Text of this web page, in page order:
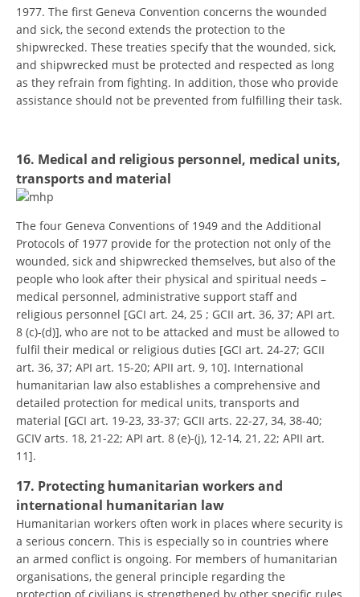
1977. The first Geneva Convention concerns the wounded
and sick, the second extends the protection to the
shipwrecked. These treaties specify that the wounded, sick,
and shipwrecked must be protected and respected as long
as they refrain from fighting. In addition, those who provide
assistance should not be prevented from fulfilling their task.
16. Medical and religious personnel, medical units,
transports and material
The four Geneva Conventions of 1949 and the Additional
Protocols of 1977 provide for the protection not only of the
wounded, sick and shipwrecked themselves, but also of the
people who look after their physical and spiritual needs –
medical personnel, administrative support staff and
religious personnel [GCI art. 24, 25 ; GCII art. 36, 37; API art.
8 (c)-(d)], who are not to be attacked and must be allowed to
fulfil their medical or religious duties [GCI art. 24-27; GCII
art. 36, 37; API art. 15-20; APII art. 9, 10]. International
humanitarian law also establishes a comprehensive and
detailed protection for medical units, transports and
material [GCI art. 19-23, 33-37; GCII arts. 22-27, 34, 38-40;
GCIV arts. 18, 21-22; API art. 8 (e)-(j), 12-14, 21, 22; APII art.
11].
17. Protecting humanitarian workers and
international humanitarian law
Humanitarian workers often work in places where security is
a serious concern. This is especially so in countries where
an armed conflict is ongoing. For members of humanitarian
organisations, the general principle regarding the